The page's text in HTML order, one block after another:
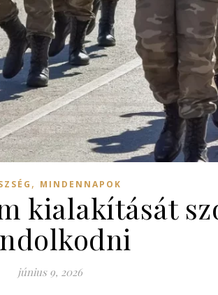
, MINDENNAPOK
kialakítását
június 9, 2026